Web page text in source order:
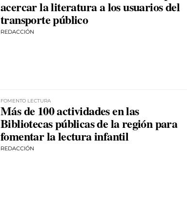
acercar la literatura a los usuarios del
transporte público
REDACCIÓN
FOMENTO LECTURA
Más de 100 actividades en las
Bibliotecas públicas de la región para
fomentar la lectura infantil
REDACCIÓN